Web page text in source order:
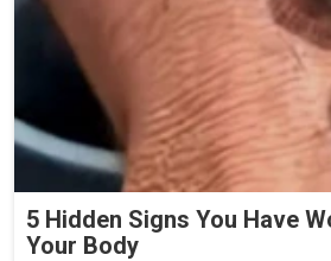
5 Hidden Signs You Have
Your Body